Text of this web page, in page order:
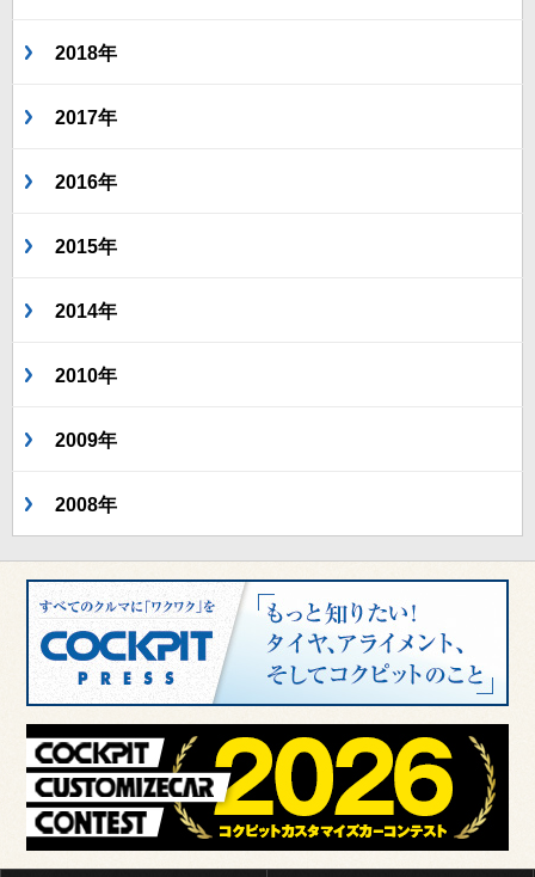
2018年
2017年
2016年
2015年
2014年
2010年
2009年
2008年